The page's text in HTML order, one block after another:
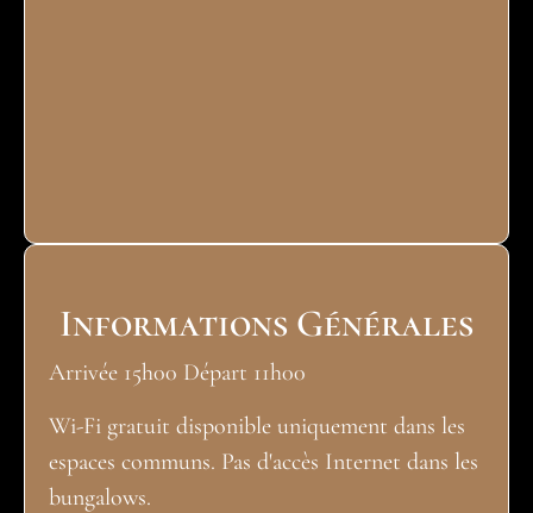
Informations Générales
Arrivée 15h00 Départ 11h00
Wi-Fi gratuit disponible uniquement dans les
espaces communs. Pas d'accès Internet dans les
bungalows.